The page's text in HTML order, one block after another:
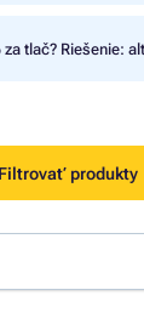
tlač? Riešenie:
Filtrovať produkty